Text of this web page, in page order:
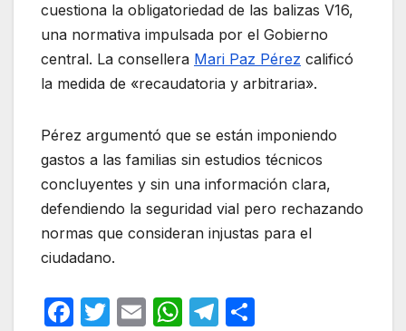
cuestiona la obligatoriedad de las balizas V16,
una normativa impulsada por el Gobierno
central. La consellera Mari Paz Pérez calificó
la medida de «recaudatoria y arbitraria».
Pérez argumentó que se están imponiendo
gastos a las familias sin estudios técnicos
concluyentes y sin una información clara,
defendiendo la seguridad vial pero rechazando
normas que consideran injustas para el
ciudadano.
F
T
E
W T